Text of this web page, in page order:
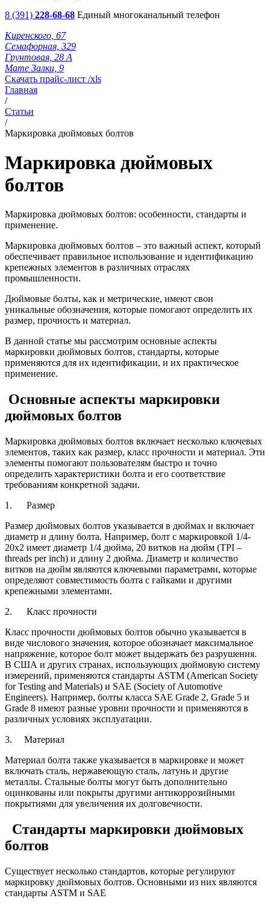
8 (391) 228-68-68 Единый многоканальный телефон
Киренского, 67
Семафорная, 329
Грунтовая, 28 А
Мате Залки, 9
Скачать прайс-лист /xls
Главная
/
Статьи
/
Маркировка дюймовых болтов
Маркировка дюймовых
болтов
Маркировка дюймовых болтов: особенности, стандарты и
применение.
Маркировка дюймовых болтов – это важный аспект, который
обеспечивает правильное использование и идентификацию
крепежных элементов в различных отраслях
промышленности.
Дюймовые болты, как и метрические, имеют свои
уникальные обозначения, которые помогают определить их
размер, прочность и материал.
В данной статье мы рассмотрим основные аспекты
маркировки дюймовых болтов, стандарты, которые
применяются для их идентификации, и их практическое
применение.
Основные аспекты маркировки
дюймовых болтов
Маркировка дюймовых болтов включает несколько ключевых
элементов, таких как размер, класс прочности и материал. Эти
элементы помогают пользователям быстро и точно
определить характеристики болта и его соответствие
требованиям конкретной задачи.
1. Размер
Размер дюймовых болтов указывается в дюймах и включает
диаметр и длину болта. Например, болт с маркировкой 1/4-
20x2 имеет диаметр 1/4 дюйма, 20 витков на дюйм (TPI –
threads per inch) и длину 2 дюйма. Диаметр и количество
витков на дюйм являются ключевыми параметрами, которые
определяют совместимость болта с гайками и другими
крепежными элементами.
2. Класс прочности
Класс прочности дюймовых болтов обычно указывается в
виде числового значения, которое обозначает максимальное
напряжение, которое болт может выдержать без разрушения.
В США и других странах, использующих дюймовую систему
измерений, применяются стандарты ASTM (American Society
for Testing and Materials) и SAE (Society of Automotive
Engineers). Например, болты класса SAE Grade 2, Grade 5 и
Grade 8 имеют разные уровни прочности и применяются в
различных условиях эксплуатации.
3. Материал
Материал болта также указывается в маркировке и может
включать сталь, нержавеющую сталь, латунь и другие
металлы. Стальные болты могут быть дополнительно
оцинкованы или покрыты другими антикоррозийными
покрытиями для увеличения их долговечности.
Стандарты маркировки дюймовых
болтов
Существует несколько стандартов, которые регулируют
маркировку дюймовых болтов. Основными из них являются
стандарты ASTM и SAE